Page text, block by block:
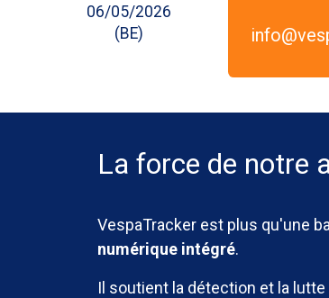
06/05/2026
(BE)
La force de notre
VespaTracker est plus qu'une
numérique intégré.
Il soutient la détection et la